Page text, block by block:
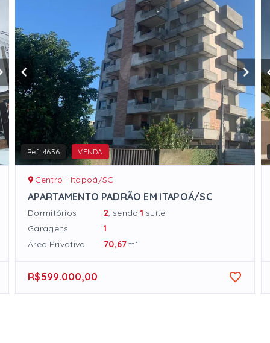
Ref.:4636 VENDA
Centro - Itapoá/SC
APARTAMENTO PADRÃO EM ITAPOÁ/SC
Dormitórios 2, sendo1 suíte
Garagens
1
Área Privativa
70,67m²
R$599.000,00